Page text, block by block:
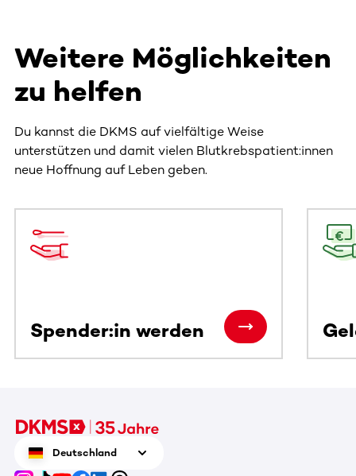
Weitere Möglichkeiten
zu helfen
Du kannst die DKMS auf vielfältige Weise
unterstützen und damit vielen Blutkrebspatient:innen
neue Hoffnung auf Leben geben.
Spender:in werden
Deutschland